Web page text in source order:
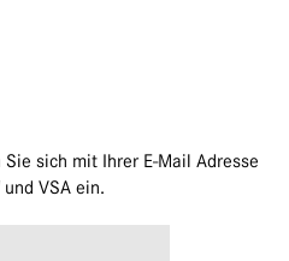
sich mit Ihrer E-Mail Adresse
VSA ein.